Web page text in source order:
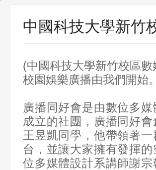
中國科技大學新竹
(中國科技大學新竹校區數
校園娛樂廣播由我們開始。
廣播同好會是由數位多
成立的社團，廣播同好
王昱凱同學，他帶領著
台，並讓大家擁有發揮
位多媒體設計系講師謝